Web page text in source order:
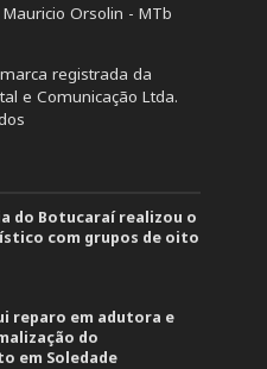
Mauricio Orsolin - MTb
registrada da
e Comunicação Ltda.
do Botucaraí realizou o
com grupos de oito
reparo em adutora e
do
em Soledade